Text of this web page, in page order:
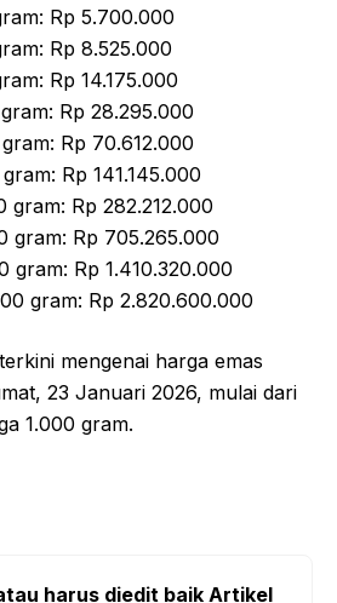
Rp 5.700.000
Rp 8.525.000
Rp 14.175.000
Rp 28.295.000
Rp 70.612.000
Rp 141.145.000
gram: Rp 282.212.000
gram: Rp 705.265.000
gram: Rp 1.410.320.000
gram: Rp 2.820.600.000
mengenai harga emas
23 Januari 2026, mulai dari
1.000 gram.
harus diedit baik Artikel